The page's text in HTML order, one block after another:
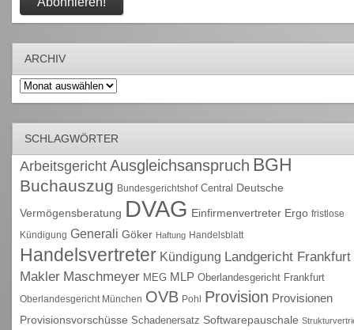
ARCHIV
Archiv
SCHLAGWÖRTER
Arbeitsgericht Ausgleichsanspruch BGH
Buchauszug Bundesgerichtshof Central Deutsche
Vermögensberatung DVAG Einfirmenvertreter Ergo fristlose
Kündigung Generali Göker Haftung Handelsblatt
Handelsvertreter Kündigung Landgericht Frankfurt
Makler Maschmeyer MEG MLP Oberlandesgericht Frankfurt
Oberlandesgericht München OVB Pohl Provision Provisionen
Provisionsvorschüsse Schadenersatz Softwarepauschale